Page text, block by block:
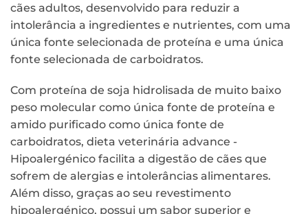
cães adultos, desenvolvido para reduzir a
intolerância a ingredientes e nutrientes, com uma
única fonte selecionada de proteína e uma única
fonte selecionada de carboidratos.
Com proteína de soja hidrolisada de muito baixo
peso molecular como única fonte de proteína e
amido purificado como única fonte de
carboidratos, dieta veterinária advance -
Hipoalergénico facilita a digestão de cães que
sofrem de alergias e intolerâncias alimentares.
Além disso, graças ao seu revestimento
hipoalergénico, possui um sabor superior e